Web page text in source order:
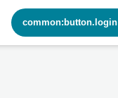
common:button.login